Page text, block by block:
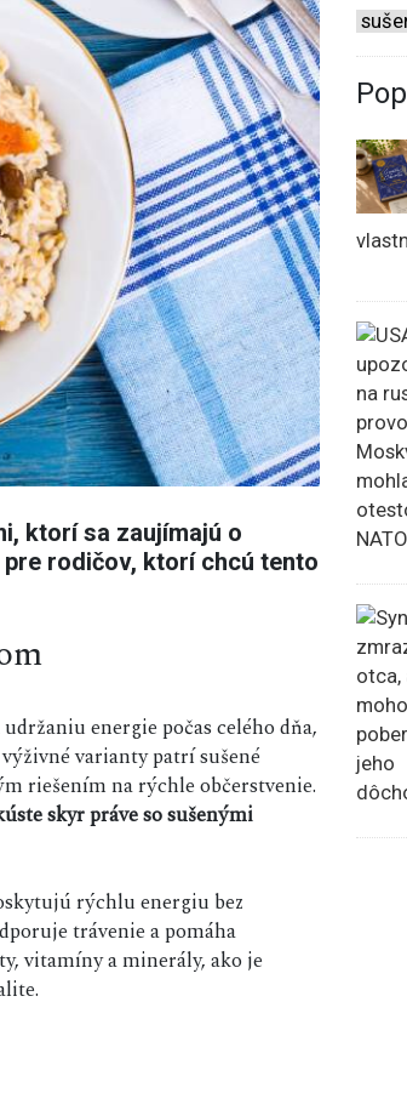
ktorí sa zaujímajú o
rodičov, ktorí chcú tento
energie počas celého dňa,
varianty patrí sušené
riešením na rýchle občerstvenie.
skyr práve so sušenými
rýchlu energiu bez
trávenie a pomáha
vitamíny a minerály, ako je